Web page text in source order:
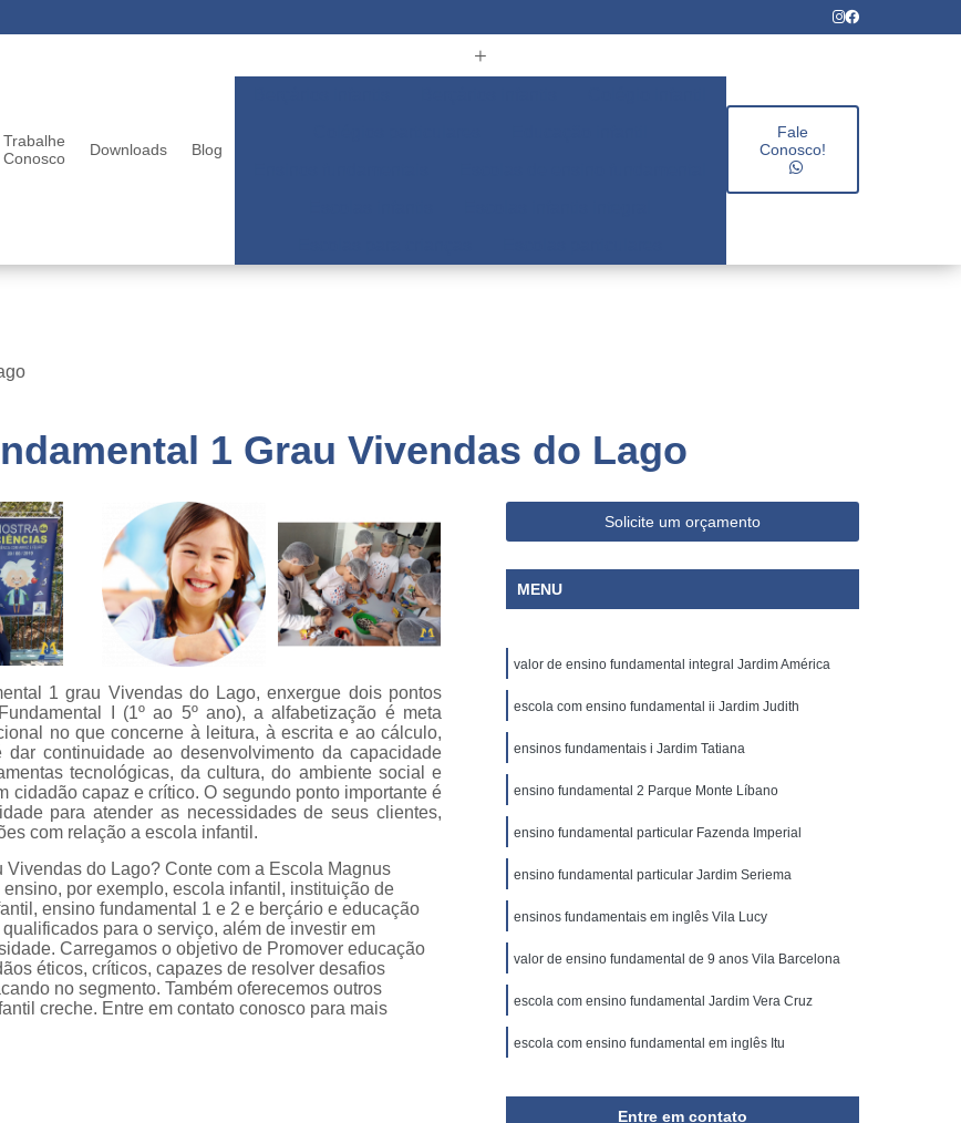
Trabalhe
Conosco
Downloads Blog
Fale
Conosco!
1 Grau Vivendas do Lago
1 grau Vivendas do Lago, enxergue dois pontos
I (1º ao 5º ano), a alfabetização é meta
no que concerne à leitura, à escrita e ao cálculo,
continuidade ao desenvolvimento da capacidade
tecnológicas, da cultura, do ambiente social e
capaz e crítico. O segundo ponto importante é
para atender as necessidades de seus clientes,
com relação a escola infantil.
do Lago? Conte com a Escola Magnus
por exemplo, escola infantil, instituição de
ensino fundamental 1 e 2 e berçário e educação
para o serviço, além de investir em
Carregamos o objetivo de Promover educação
éticos, críticos, capazes de resolver desafios
no segmento. Também oferecemos outros
creche. Entre em contato conosco para mais
Solicite um orçamento
MENU
valor de ensino fundamental integral Jardim América
escola com ensino fundamental ii Jardim Judith
ensinos fundamentais i Jardim Tatiana
ensino fundamental 2 Parque Monte Líbano
ensino fundamental particular Fazenda Imperial
ensino fundamental particular Jardim Seriema
ensinos fundamentais em inglês Vila Lucy
valor de ensino fundamental de 9 anos Vila Barcelona
escola com ensino fundamental Jardim Vera Cruz
escola com ensino fundamental em inglês Itu
Entre em contato